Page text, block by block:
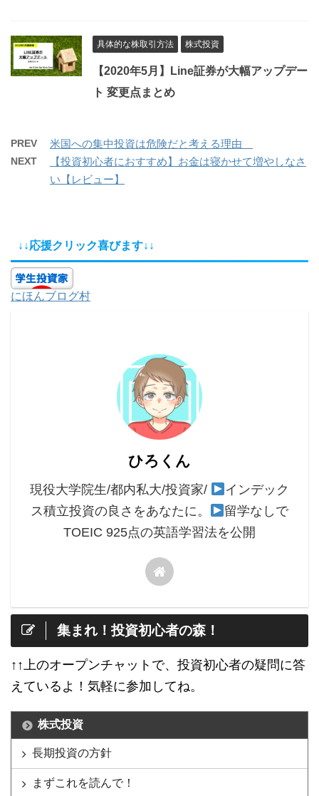
具体的な株取引方法 株式投資
【2020年5月】Line証券が大幅アップデー
ト 変更点まとめ
PREV 米国への集中投資は危険だと考える理由
NEXT
【投資初心者におすすめ】お金は寝かせて増やしなさ
い【レビュー】
↓↓応援クリック喜びます↓↓
にほんブログ村
ひろくん
現役大学院生/都内私大/投資家/
インデック
ス積立投資の良さをあなたに。
留学なしで
TOEIC 925点の英語学習法を公開
集まれ！投資初心者の森！
↑↑上のオープンチャットで、投資初心者の疑問に答
えているよ！気軽に参加してね。
株式投資
長期投資の方針
まずこれを読んで！